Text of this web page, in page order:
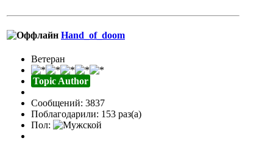
Hand_of_doom
Ветеран
Topic Author
Сообщений: 3837
Поблагодарили: 153 раз(а)
Пол: